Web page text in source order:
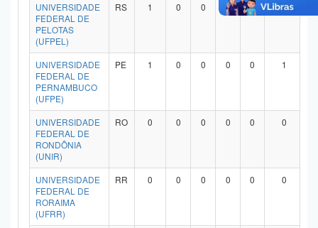
UNIVERSIDADE
FEDERAL DE
PELOTAS
(UFPEL)
RS 1 0 0 0 0 1
UNIVERSIDADE
FEDERAL DE
PERNAMBUCO
(UFPE)
PE 1 0 0 0 0 1
UNIVERSIDADE
FEDERAL DE
RONDÔNIA
(UNIR)
RO 0 0 0 0 0 0
UNIVERSIDADE
FEDERAL DE
RORAIMA
(UFRR)
RR 0 0 0 0 0 0